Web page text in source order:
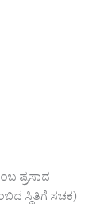
ಪ್ರಸಾದ
ಸ್ಥಿತಿಗೆ ಸಚಕ)